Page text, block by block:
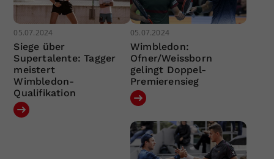
05.07.2024
Siege über
Supertalente: Tagger
meistert
Wimbledon-
Qualifikation
05.07.2024
Wimbledon:
Ofner/Weissborn
gelingt Doppel-
Premierensieg